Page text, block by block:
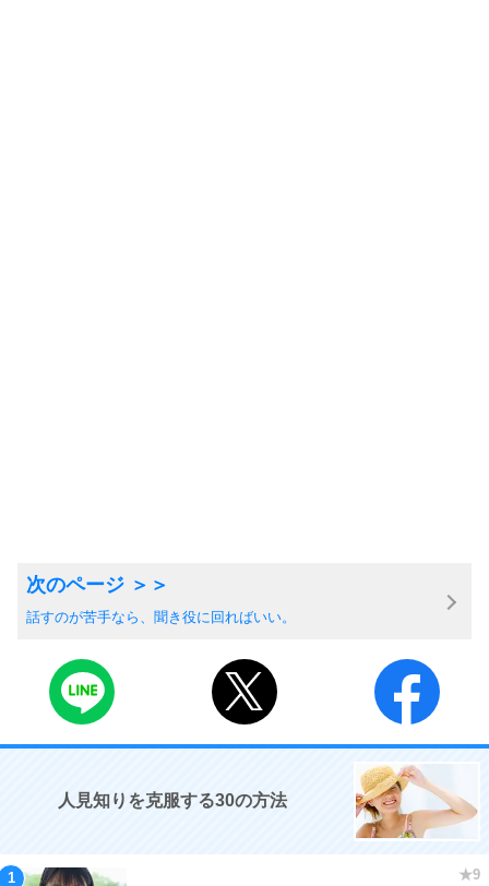
話すのが苦手なら、聞き役に回ればいい。
人見知りを克服する30の方法